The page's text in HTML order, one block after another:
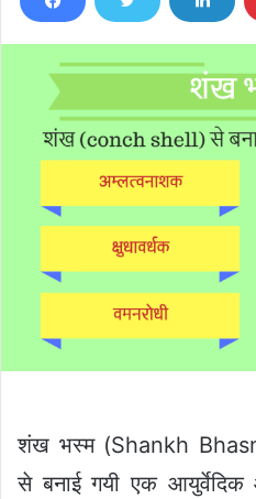
शंख भस्म (Shankh
से बनाई गयी एक